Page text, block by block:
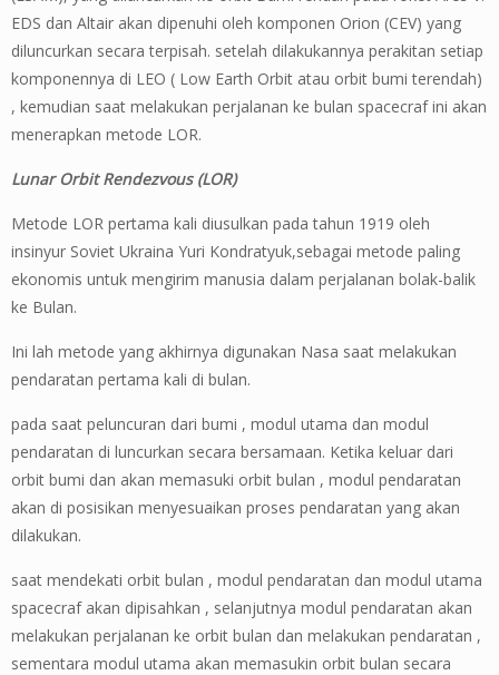
EDS dan Altair akan dipenuhi oleh komponen Orion (CEV) yang
diluncurkan secara terpisah. setelah dilakukannya perakitan setiap
komponennya di LEO ( Low Earth Orbit atau orbit bumi terendah)
, kemudian saat melakukan perjalanan ke bulan spacecraf ini akan
menerapkan metode LOR.
Lunar Orbit Rendezvous (LOR)
Metode LOR pertama kali diusulkan pada tahun 1919 oleh
insinyur Soviet Ukraina Yuri Kondratyuk,sebagai metode paling
ekonomis untuk mengirim manusia dalam perjalanan bolak-balik
ke Bulan.
Ini lah metode yang akhirnya digunakan Nasa saat melakukan
pendaratan pertama kali di bulan.
pada saat peluncuran dari bumi , modul utama dan modul
pendaratan di luncurkan secara bersamaan. Ketika keluar dari
orbit bumi dan akan memasuki orbit bulan , modul pendaratan
akan di posisikan menyesuaikan proses pendaratan yang akan
dilakukan.
saat mendekati orbit bulan , modul pendaratan dan modul utama
spacecraf akan dipisahkan , selanjutnya modul pendaratan akan
melakukan perjalanan ke orbit bulan dan melakukan pendaratan ,
sementara modul utama akan memasukin orbit bulan secara